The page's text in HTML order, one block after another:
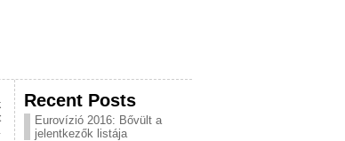
Recent Posts
Eurovízió 2016: Bővült a
jelentkezők listája